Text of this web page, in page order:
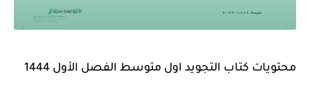
محتويات كتاب التجويد اول متوسط الفصل الأول 1444